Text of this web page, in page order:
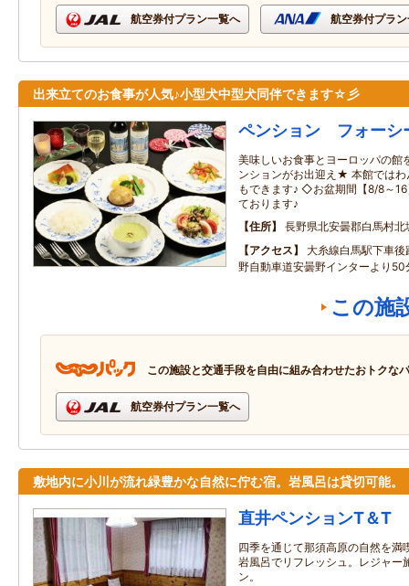
航空券付プラン一覧へ 航空券付プラ
出来立てのお食事が人気♪小型犬中型犬同伴できます☆彡
ペンション フォーシ
美味しいお食事とヨーロッパの館
ンションがお出迎え★ 本館では
もできます♪ ◇お盆期間【8/8～
ております♪
住所
長野県北安曇郡白馬村
アクセス
大糸線白馬駅下車
野自動車道安曇野インターより50
この施
この施設と交通手段を自由に組み合わせたおトクな
航空券付プラン一覧へ
敷地内に小川が流れ緑豊かな自然に佇む宿。岩風呂は貸切可能。
直井ペンションT＆T
四季を通じて那須高原の自然を満
岩風呂でリフレッシュ。レジャー
ン。